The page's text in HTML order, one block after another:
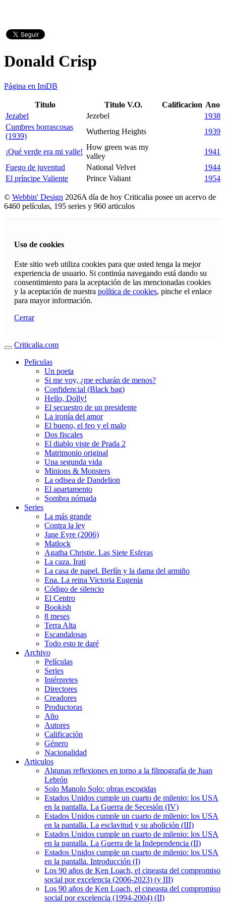
Donald Crisp
Página en ImDB
Titulo Titulo V.O. Calificacion Ano
Jezabel
Jezebel
1938
Cumbres borrascosas
(1939)
Wuthering Heights 1939
¡Qué verde era mi valle!
How green was my
valley
1941
Fuego de juventud
National Velvet
1944
El príncipe Valiente
Prince Valiant 1954
© Webbin' Design 2026A día de hoy Criticalia posee un acervo de
6460 películas, 195 series y 960 articulos
Uso de cookies
Este sitio web utiliza cookies para que usted tenga la mejor
experiencia de usuario. Si continúa navegando está dando su
consentimiento para la aceptación de las mencionadas cookies
y la aceptación de nuestra política de cookies, pinche el enlace
para mayor información.
Cerrar
Criticalia.com
Peliculas
Un poeta
Si me voy, ¿me echarán de menos?
Confidencial (Black bag)
Hello, Dolly!
El secuestro de un presidente
La ironía del amor
El bueno, el feo y el malo
Dos fiscales
El diablo viste de Prada 2
Matrimonio original
Una segunda vida
Minions & Monsters
La odisea de Dandelion
El apartamento
Sombra nómada
Series
La más grande
Contra la ley
Jane Eyre (2006)
Matlock
Agatha Christie. Las Siete Esferas
La caza. Irati
La casa de papel. Berlín y la dama del armiño
Ena. La reina Victoria Eugenia
Código de silencio
El Centro
Bookish
8 meses
Terra Alta
Escandalosas
Todo esto te daré
Archivo
Películas
Series
Intérpretes
Directores
Creadores
Productoras
Año
Autores
Calificación
Género
Nacionalidad
Articulos
Algunas reflexiones en torno a la filmografía de Juan
Lebrón
Solo Manolo Solo: obras escogidas
Estados Unidos cumple un cuarto de milenio: los USA
en la pantalla. La Guerra de Secesión (IV)
Estados Unidos cumple un cuarto de milenio: los USA
en la pantalla. La esclavitud y su abolición (III)
Estados Unidos cumple un cuarto de milenio: los USA
en la pantalla. La Guerra de la Independencia (II)
Estados Unidos cumple un cuarto de milenio: los USA
en la pantalla. Introducción (I)
Los 90 años de Ken Loach, el cineasta del compromiso
social por excelencia (2006-2023) (y III)
Los 90 años de Ken Loach, el cineasta del compromiso
social por excelencia (1994-2004) (II)